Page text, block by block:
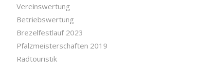
Vereinswertung
Betriebswertung
Brezelfestlauf 2023
Pfalzmeisterschaften 2019
Radtouristik